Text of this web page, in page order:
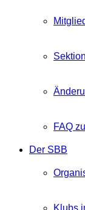
FAQ
Der SBB
Klubs